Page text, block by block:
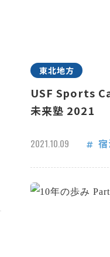
東北地方
USF Sports
未来塾 2021
2021.10.09